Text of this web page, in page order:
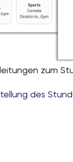
zum
des